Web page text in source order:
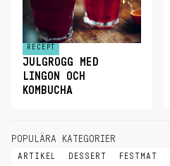
RECEPT
JULGROGG MED
LINGON OCH
KOMBUCHA
POPULÄRA KATEGORIER
ARTIKEL DESSERT FESTMAT